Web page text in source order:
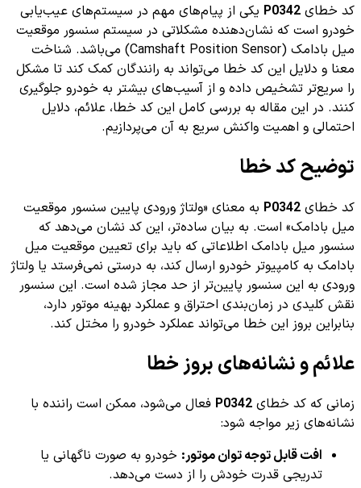
کد خطای P0342 یکی از پیام‌های مهم در سیستم‌های عیب‌یابی
خودرو است که نشان‌دهنده مشکلاتی در سیستم سنسور موقعیت
میل بادامک (Camshaft Position Sensor) می‌باشد. شناخت
معنا و دلایل این کد خطا می‌تواند به رانندگان کمک کند تا مشکل
را سریع‌تر تشخیص داده و از آسیب‌های بیشتر به خودرو جلوگیری
کنند. در این مقاله به بررسی کامل این کد خطا، علائم، دلایل
احتمالی و اهمیت واکنش سریع به آن می‌پردازیم.
توضیح کد خطا
کد خطای P0342 به معنای «ولتاژ ورودی پایین سنسور موقعیت
میل بادامک» است. به بیان ساده‌تر، این کد نشان می‌دهد که
سنسور میل بادامک اطلاعاتی که باید برای تعیین موقعیت میل
بادامک به کامپیوتر خودرو ارسال کند، به درستی نمی‌فرستد یا ولتاژ
ورودی به این سنسور پایین‌تر از حد مجاز شده است. این سنسور
نقش کلیدی در زمان‌بندی احتراق و عملکرد بهینه موتور دارد،
بنابراین بروز این خطا می‌تواند عملکرد خودرو را مختل کند.
علائم و نشانه‌های بروز خطا
زمانی که کد خطای P0342 فعال می‌شود، ممکن است راننده با
نشانه‌های زیر مواجه شود:
افت قابل توجه توان موتور: خودرو به صورت ناگهانی یا
تدریجی قدرت خودش را از دست می‌دهد.